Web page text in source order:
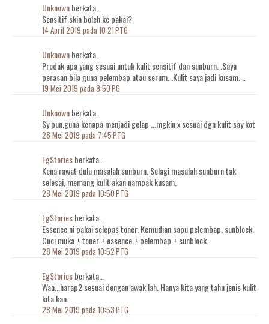
Unknownberkata…
Sensitif skin boleh ke pakai?
14 April 2019 pada 10:21 PTG
Unknownberkata…
Produk apa yang sesuai untuk kulit sensitif dan sunburn. .Saya
perasan bila guna pelembap atau serum. .Kulit saya jadi kusam. ..
19 Mei 2019 pada 8:50 PG
Unknownberkata…
Sy pun.guna kenapa menjadi gelap ...mgkin x sesuai dgn kulit say kot
28 Mei 2019 pada 7:45 PTG
EgStoriesberkata…
Kena rawat dulu masalah sunburn. Selagi masalah sunburn tak
selesai, memang kulit akan nampak kusam.
28 Mei 2019 pada 10:50 PTG
EgStoriesberkata…
Essence ni pakai selepas toner. Kemudian sapu pelembap, sunblock.
Cuci muka + toner + essence + pelembap + sunblock.
28 Mei 2019 pada 10:52 PTG
EgStoriesberkata…
Waa...harap2 sesuai dengan awak lah. Hanya kita yang tahu jenis kulit
kita kan.
28 Mei 2019 pada 10:53 PTG